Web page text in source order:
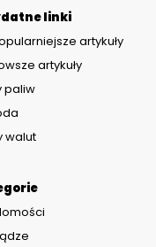
linki
artykuły
artykuły
paliw
walut